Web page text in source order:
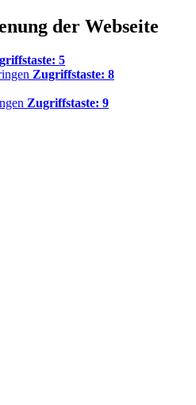
der Webseite
5
Zugriffstaste: 8
Zugriffstaste: 9